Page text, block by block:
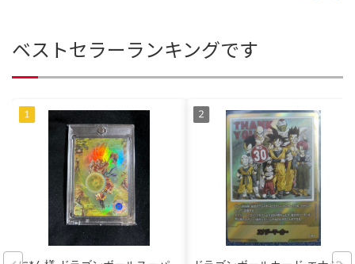
ベストセラーランキングです